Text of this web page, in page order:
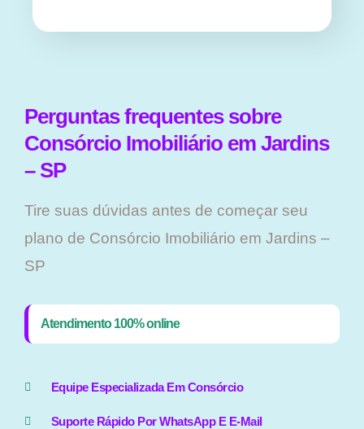
Perguntas frequentes sobre
Consórcio Imobiliário em Jardins
– SP
Tire suas dúvidas antes de começar seu
plano ​de Consórcio Imobiliário em Jardins –
SP
Atendimento 100% online
Equipe Especializada Em Consórcio
Suporte Rápido Por WhatsApp E E-Mail